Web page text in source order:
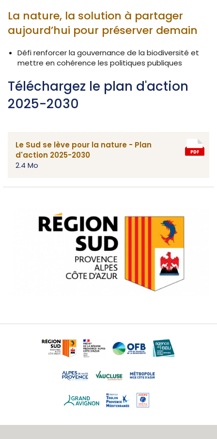
La nature, la solution à partager
aujourd’hui pour préserver demain
Défi renforcer la gouvernance de la biodiversité et
mettre en cohérence les politiques publiques
Téléchargez le plan d'action
2025-2030
Le Sud se lève pour la nature - Plan
d'action 2025-2030
2.4 Mo